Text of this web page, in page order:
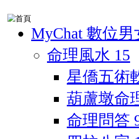
MyChat 數位男
命理風水 15
星僑五術
葫蘆墩命
命理問答